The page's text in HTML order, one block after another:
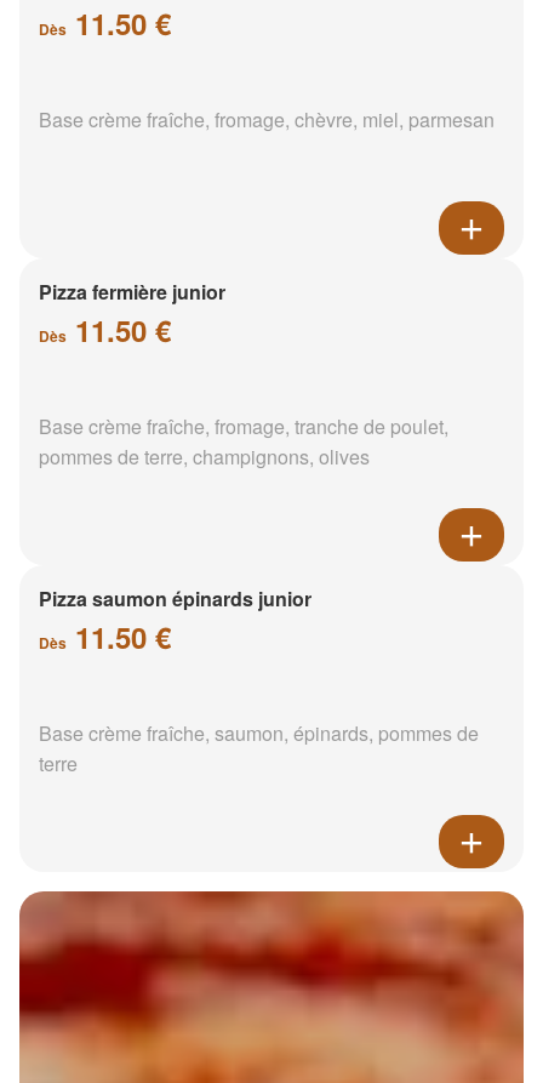
Dès 11.50 €
Base crème fraîche, fromage, chèvre, miel, parmesan
Pizza fermière junior
Dès 11.50 €
Base crème fraîche, fromage, tranche de poulet,
pommes de terre, champignons, olives
Pizza saumon épinards junior
Dès 11.50 €
Base crème fraîche, saumon, épinards, pommes de
terre